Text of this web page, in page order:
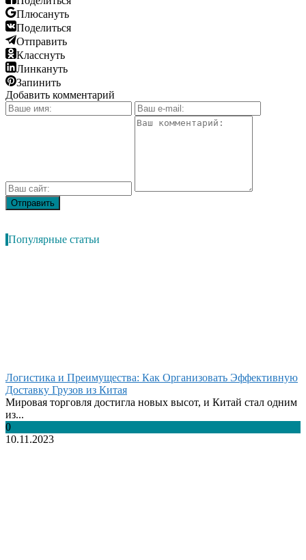
Плюсануть
Поделиться
Отправить
Класснуть
Линкануть
Запинить
Добавить комментарий
Популярные статьи
Логистика и Преимущества: Как Организовать Эффективную
Доставку Грузов из Китая
Мировая торговля достигла новых высот, и Китай стал одним
из...
0
10.11.2023